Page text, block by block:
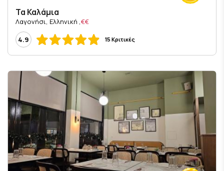
Τα Καλάμια
€€
, Λαγονήσι, Ελληνική
4.9
15 Κριτικές